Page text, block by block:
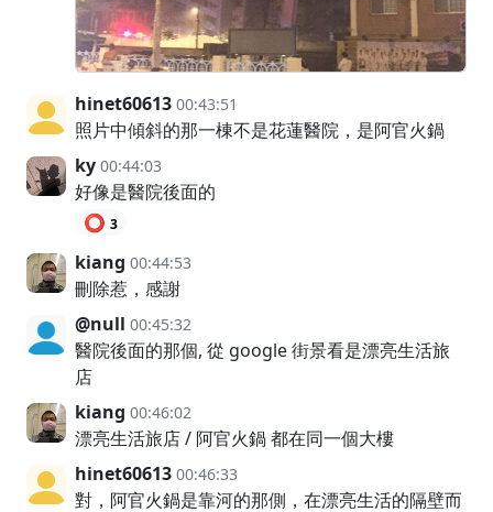
hinet60613 00:43:51
照片中傾斜的那一棟不是花蓮醫院，是阿官火鍋
ky 00:44:03
好像是醫院後面的
⭕ 3
kiang 00:44:53
刪除惹，感謝
@null 00:45:32
醫院後面的那個, 從 google 街景看是漂亮生活旅
店
kiang 00:46:02
漂亮生活旅店 / 阿官火鍋 都在同一個大樓
hinet60613 00:46:33
對，阿官火鍋是靠河的那側，在漂亮生活的隔壁而